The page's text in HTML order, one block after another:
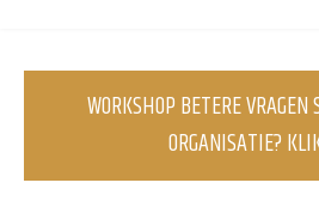
WORKSHOP BETERE
ORGANISATIE?